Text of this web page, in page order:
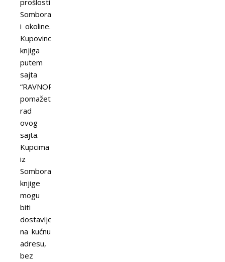
prošlosti
Sombora
i okoline.
Kupovinom
knjiga
putem
sajta
“RAVNOPLOV”
pomažete
rad
ovog
sajta.
Kupcima
iz
Sombora
knjige
mogu
biti
dostavljene
na kućnu
adresu,
bez